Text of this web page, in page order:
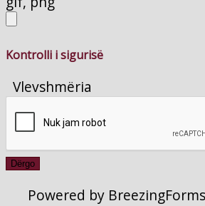
Kontrolli i sigurisë
Vlevshmëria
Dërgo
Powered by BreezingForms